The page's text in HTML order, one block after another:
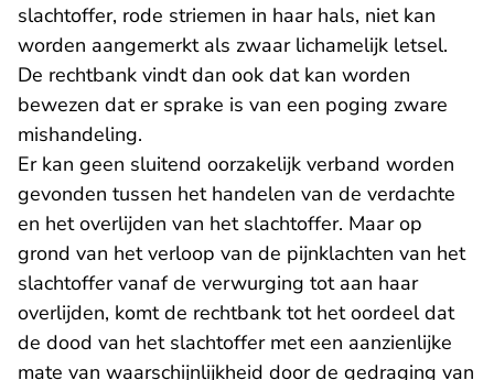
slachtoffer, rode striemen in haar hals, niet kan
worden aangemerkt als zwaar lichamelijk letsel.
De rechtbank vindt dan ook dat kan worden
bewezen dat er sprake is van een poging zware
mishandeling.
Er kan geen sluitend oorzakelijk verband worden
gevonden tussen het handelen van de verdachte
en het overlijden van het slachtoffer. Maar op
grond van het verloop van de pijnklachten van het
slachtoffer vanaf de verwurging tot aan haar
overlijden, komt de rechtbank tot het oordeel dat
de dood van het slachtoffer met een aanzienlijke
mate van waarschijnlijkheid door de gedraging van